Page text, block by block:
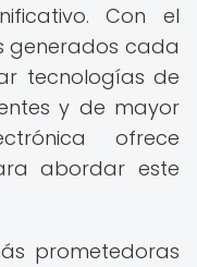
Con el
generados cada
tecnologías de
y de mayor
ofrece
abordar este
prometedoras